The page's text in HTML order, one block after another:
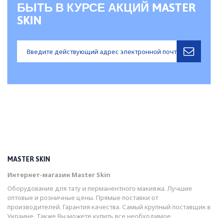
БЫТЬ В КУРСЕ АКЦИЙ MASTER
SKIN
MASTER SKIN
Интернет-магазин Master Skin
Оборудование для тату и перманентного макияжа. Лучшие
оптовые и розничные цены. Прямые поставки от
производителей. Гарантия качества. Самый крупный поставщик в
Украине. Также Вы можете купить все необходимое